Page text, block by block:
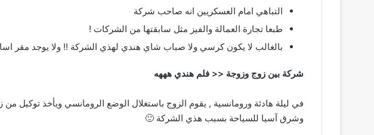
التباهي امام العسكريين انه صاحب شركة
طبعا تجارة العمالة والفيز مثل سابقتها من الشركات !
بالغالب لا يكون كرسي ولا صباب شاي هندي لهذي الشركة !! ولا يوجد مقر
شركة بين زوج وزوجة << فلم هندي هههه
في ليلة هادئة ورومانسية , يقوم الزوج باستغلال الوضع الرومانسي ويأخذ توكيل
وشرق آسيا للسياحة بسبب هذي الشركة 🙂